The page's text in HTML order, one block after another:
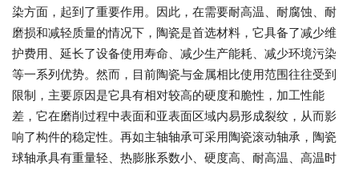
染方面，起到了重要作用。因此，在需要耐高温、耐腐蚀、耐
磨损和减轻质量的情况下，陶瓷是首选材料，它具备了减少维
护费用、延长了设备使用寿命、减少生产能耗、减少环境污染
等一系列优势。然而，目前陶瓷与金属相比使用范围往往受到
限制，主要原因是它具有相对较高的硬度和脆性，加工性能
差，它在磨削过程中表面和亚表面区域内易形成裂纹，从而影
响了构件的稳定性。再如主轴轴承可采用陶瓷滚动轴承，陶瓷
球轴承具有重量轻、热膨胀系数小、硬度高、耐高温、高温时